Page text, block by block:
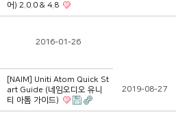
어) 2.0.0 & 4.8
2016-01-26
[NAIM] Uniti Atom Quick St
art Guide (네임오디오 유니
티 아톰 가이드)
2019-08-27